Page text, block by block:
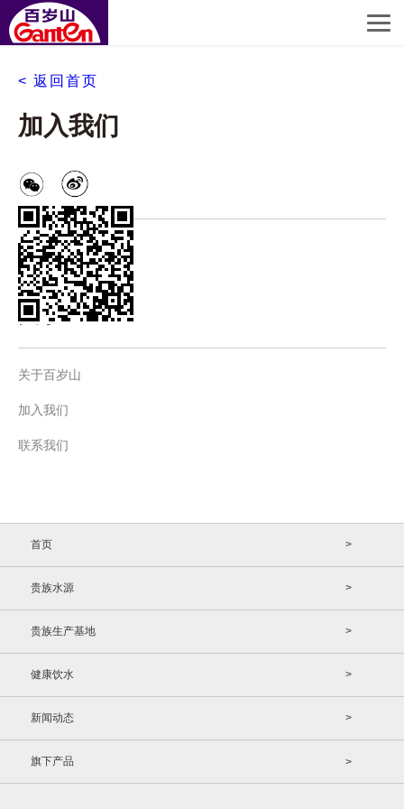
< 返回首页
加入我们
关于
关于百岁山
加入我们
联系我们
首页 >
贵族水源 >
贵族生产基地 >
健康饮水 >
新闻动态 >
旗下产品 >